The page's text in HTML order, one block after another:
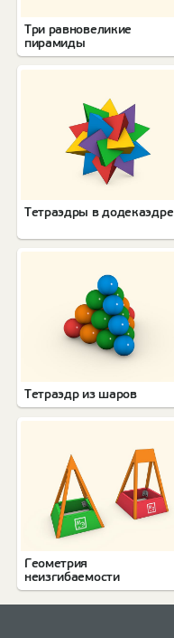
Три равновеликие
пирамиды
Тетраэдры в додекаэдре
Тетраэдр из шаров
Геометрия
неизгибаемости